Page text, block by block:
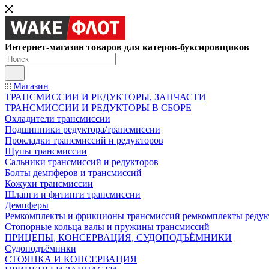
Интернет-магазин товаров для катеров-буксировщиков
Магазин
ТРАНСМИССИИ И РЕДУКТОРЫ, ЗАПЧАСТИ
ТРАНСМИССИИ И РЕДУКТОРЫ В СБОРЕ
Охладители трансмиссии
Подшипники редуктора/трансмиссии
Прокладки трансмиссий и редукторов
Щупы трансмиссии
Сальники трансмиссий и редукторов
Болты демпферов и трансмиссий
Кожухи трансмиссии
Шланги и фитинги трансмиссии
Демпферы
Ремкомплекты и фрикционы трансмиссий ремкомплекты
Стопорные кольца валы и пружины трансмиссий
ПРИЦЕПЫ, КОНСЕРВАЦИЯ, СУДОПОДЪЁМНИКИ
Судоподъёмники
СТОЯНКА И КОНСЕРВАЦИЯ